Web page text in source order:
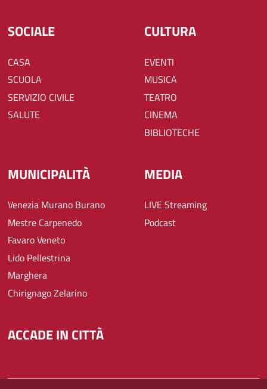
SOCIALE
CASA
SCUOLA
SERVIZIO CIVILE
SALUTE
CULTURA
EVENTI
MUSICA
TEATRO
CINEMA
BIBLIOTECHE
MUNICIPALITÀ
Venezia Murano Burano
Mestre Carpenedo
Favaro Veneto
Lido Pellestrina
Marghera
Chirignago Zelarino
MEDIA
LIVE Streaming
Podcast
ACCADE IN CITTÀ